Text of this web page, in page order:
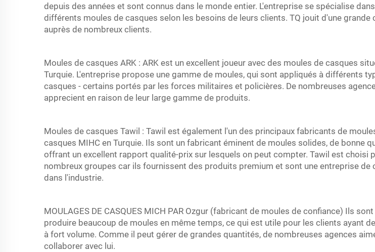
depuis des années et sont connus dans le monde entier. L'entreprise se spécialise
différents moules de casques selon les besoins de leurs clients. TQ jouit d'une grande
auprès de nombreux clients.
Moules de casques ARK : ARK est un excellent joueur avec des moules de casques
Turquie. L'entreprise propose une gamme de moules, qui sont appliqués à différents
casques - certains portés par les forces militaires et policières. De nombreuses
apprecient en raison de leur large gamme de produits.
Moules de casques Tawil : Tawil est également l'un des principaux fabricants de
casques MIHC en Turquie. Ils sont un fabricant éminent de moules solides, de bonne
offrant un excellent rapport qualité-prix sur lesquels on peut compter. Tawil est choisi
nombreux groupes car ils fournissent des produits premium et sont une entreprise de
dans l'industrie.
MOULAGES DE CASQUES MICH PAR Ozgur (fabricant de moules de confiance) Ils
produire beaucoup de moules en même temps, ce qui est utile pour les clients ayant
à fort volume. Comme il peut gérer de grandes quantités, de nombreuses agences
collaborer avec lui.